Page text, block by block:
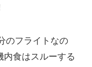
のフライトなの
内食はスルーする